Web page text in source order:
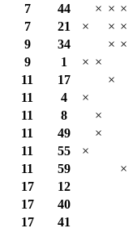
7
44 × × ×
7
21 × × ×
9
34 × ×
9
1 × ×
11
17 ×
11
4 ×
11
8 ×
11
49 ×
11
55 ×
11
59 ×
17
12
17
40
17
41